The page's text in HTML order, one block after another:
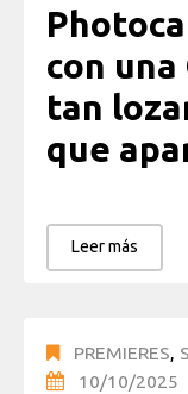
con una
tan
que
Leer más
PREMIERES,
10/10/2025